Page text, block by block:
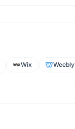
Wix Weebly